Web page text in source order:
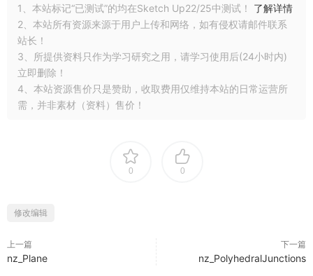
1、本站标记“已测试”的均在Sketch Up22/25中测试！ 了解详情
2、本站所有资源来源于用户上传和网络，如有侵权请邮件联系
站长！
3、所提供资料只作为学习研究之用，请学习使用后(24小时内)
立即删除！
4、本站资源售价只是赞助，收取费用仅维持本站的日常运营所
需，并非素材（资料）售价！
0 0
修改编辑
上一篇
nz_Plane
下一篇
nz_PolyhedralJunctions